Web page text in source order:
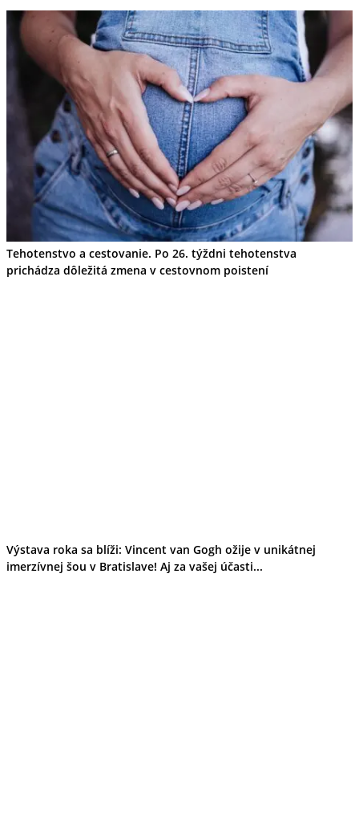
Víno
Kultúra a tradície
Šport a agroturistika
Školstvo
Ekonomika obchod a doprava
Prešovský kraj
Tipy
Výlet
Turistika
Cyklistika
Hrady
Podujatia
Výstava
Galéria
Folklór
Ubytovanie
Pobyty
Wellness
Tehotenstvo a cestovanie. Po 26. týždni tehotenstva
prichádza dôležitá zmena v cestovnom poistení
Výstava roka sa blíži: Vincent van Gogh ožije v unikátnej
imerzívnej šou v Bratislave! Aj za vašej účasti...